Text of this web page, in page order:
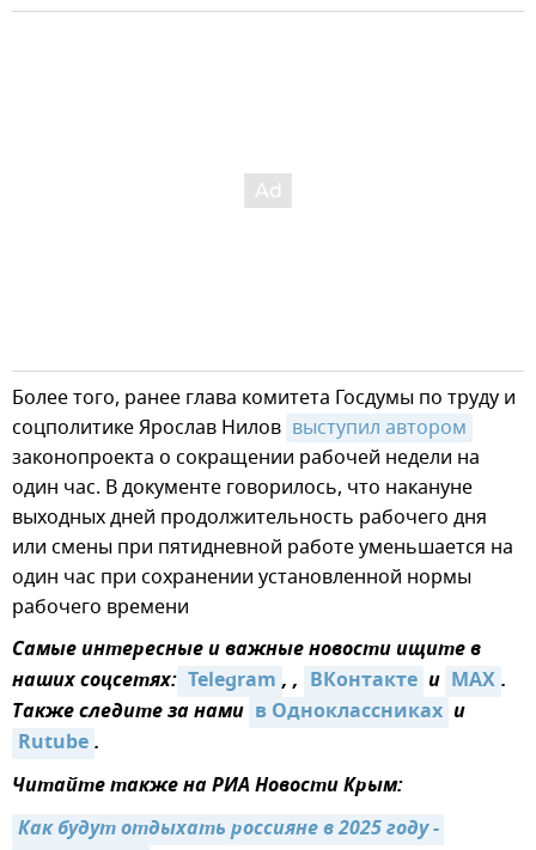
Более того, ранее глава комитета Госдумы по труду и
соцполитике Ярослав Нилов выступил автором
законопроекта о сокращении рабочей недели на
один час. В документе говорилось, что накануне
выходных дней продолжительность рабочего дня
или смены при пятидневной работе уменьшается на
один час при сохранении установленной нормы
рабочего времени
Самые интересные и важные новости ищите в
наших соцсетях: Telegram , , ВКонтакте и MAX.
Также следите за нами в Одноклассниках и
Rutube.
Читайте также на РИА Новости Крым:
Как будут отдыхать россияне в 2025 году -